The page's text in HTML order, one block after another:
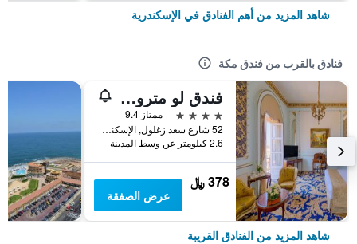
شاهد المزيد من أهم الفنادق في الإسكندرية
فنادق بالقرب من فندق مكة
فندق لو متروبول التراثي الفاخر منذ عام 1902 من مجموعة بارادايس إن
4 نجوم
ممتاز 9.4
52 شارع سعد زغلول, الإسكندرية, مصر
2.6 كيلومتر عن وسط المدينة
378 ﷼
عرض الصفقة
شاهد المزيد من الفنادق القريبة